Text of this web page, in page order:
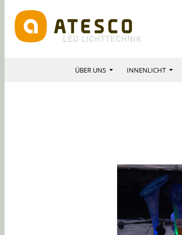
ÜBER UNS
INNENLICHT